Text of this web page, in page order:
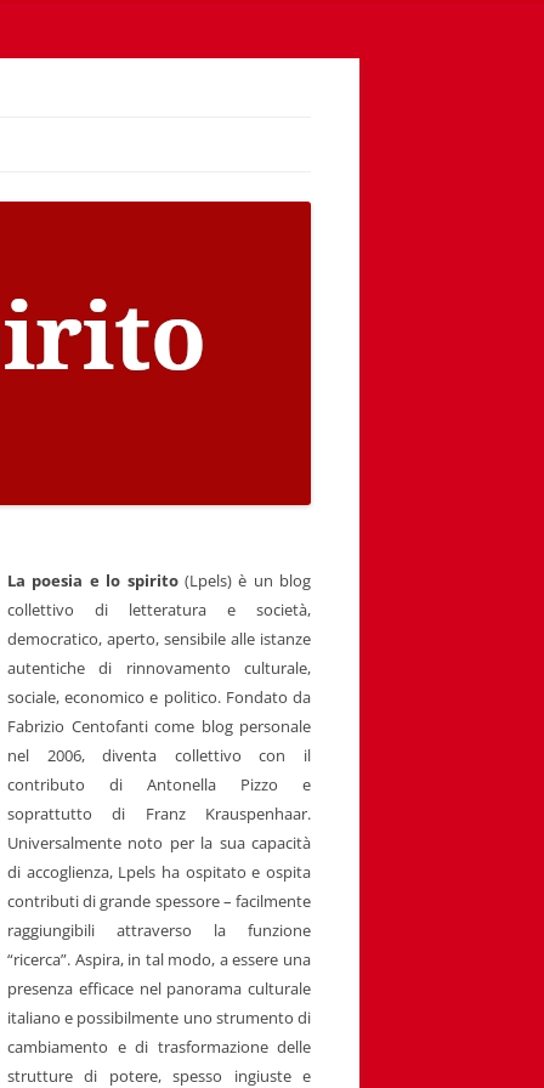
La poesia e lo spirito(Lpels) è un blog
collettivo di letteratura e società,
democratico, aperto, sensibile alle istanze
autentiche di rinnovamento culturale,
sociale, economico e politico. Fondato da
Fabrizio Centofanti come blog personale
nel 2006, diventa collettivo con il
contributo di Antonella Pizzo e
soprattutto di Franz Krauspenhaar.
Universalmente noto per la sua capacità
di accoglienza, Lpels ha ospitato e ospita
contributi di grande spessore – facilmente
raggiungibili attraverso la funzione
“ricerca”. Aspira, in tal modo, a essere una
presenza efficace nel panorama culturale
italiano e possibilmente uno strumento di
cambiamento e di trasformazione delle
strutture di potere, spesso ingiuste e